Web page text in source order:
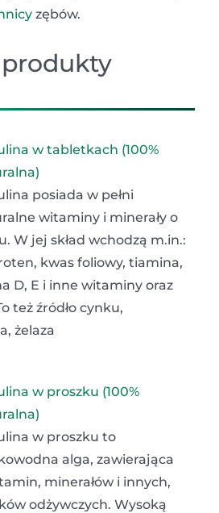
zębów.
w tabletkach (100%
posiada w pełni
witaminy i minerały o
W jej skład wchodzą m.in.:
kwas foliowy, tiamina,
D, E i inne witaminy oraz
też źródło cynku,
żelaza
w proszku (100%
w proszku to
alga, zawierająca
minerałów i innych,
odżywczych. Wysoką